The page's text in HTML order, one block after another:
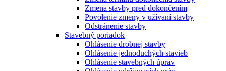
Zmena stavby pred dokončením
Povolenie zmeny v užívaní stavby
Odstránenie stavby
Stavebný poriadok
Ohlásenie drobnej stavby
Ohlásenie jednoduchých stavieb
Ohlásenie stavebných úprav